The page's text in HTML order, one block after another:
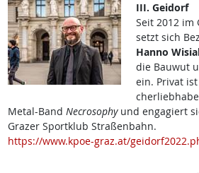
III. Geidorf
Seit 2012 im
setzt sich
Hanno
die Bauwut
ein. Privat
Metal-Band Necroso­phyund engagiert
Grazer Sportklub Straßenbahn.
https://www.kpoe-graz.at/